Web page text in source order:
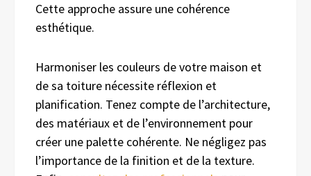
Cette approche assure une cohérence
esthétique.
Harmoniser les couleurs de votre maison et
de sa toiture nécessite réflexion et
planification. Tenez compte de l’architecture,
des matériaux et de l’environnement pour
créer une palette cohérente. Ne négligez pas
l’importance de la finition et de la texture.